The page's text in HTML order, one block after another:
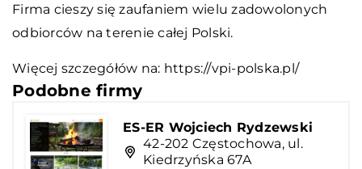
Firma cieszy się zaufaniem wielu zadowolonych
odbiorców na terenie całej Polski.
Więcej szczegółów na: https://vpi-polska.pl/
Podobne firmy
ES-ER Wojciech Rydzewski
42-202 Częstochowa, ul.
Kiedrzyńska 67A